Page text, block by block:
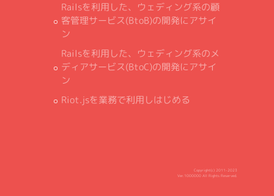
Railsを利用した、ウェディング系の顧
客管理サービス(BtoB)の開発にアサイ
ン
Railsを利用した、ウェディング系のメ
ディアサービス(BtoC)の開発にアサイ
ン
Riot.jsを業務で利用しはじめる
Copyright(c) 2011-2023
Ver.1000000 All Rights Reserved.